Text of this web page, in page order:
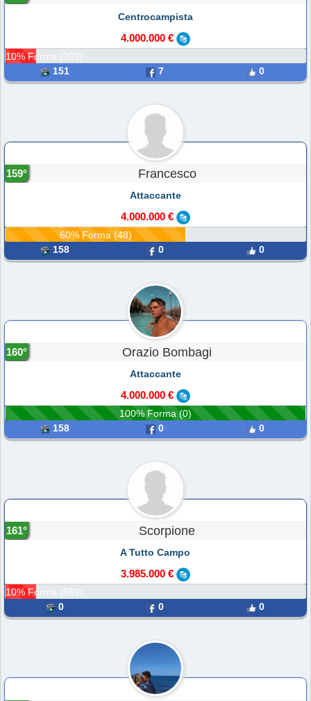
Centrocampista
4.000.000 €
10% Forma (202)
151
7 0
Francesco
159°
Attaccante
4.000.000 €
60% Forma (48)
158
0 0
Orazio Bombagi
160°
Attaccante
4.000.000 €
100% Forma (0)
158
0 0
Scorpione
161°
A Tutto Campo
3.985.000 €
10% Forma (889)
0
0 0